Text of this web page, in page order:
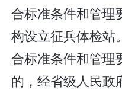
合标准条件和管理
构设立征兵体检站
合标准条件和管理
的，经省级人民政